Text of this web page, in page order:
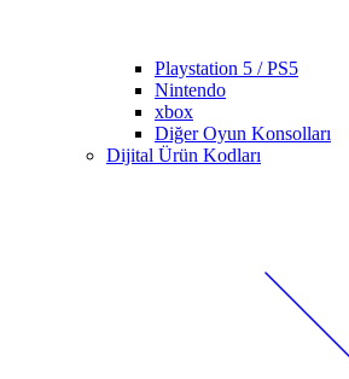
Playstation 5 / PS5
Nintendo
xbox
Diğer Oyun Konsolları
Dijital Ürün Kodları